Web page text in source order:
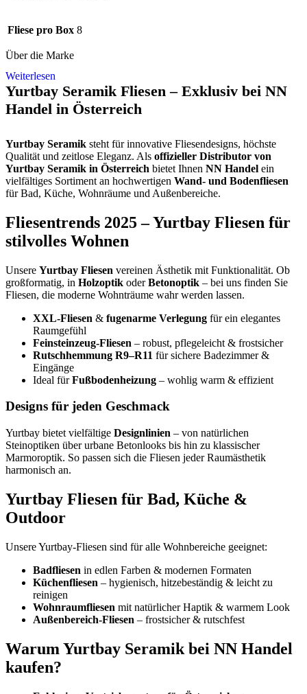
Fliese pro Box 8
Über die Marke
Yurtbay Seramik Fliesen – Exklusiv bei NN
Handel in Österreich
Yurtbay Seramik steht für innovative Fliesendesigns, höchste
Qualität und zeitlose Eleganz. Als offizieller Distributor von
Yurtbay Seramik in Österreich bietet Ihnen NN Handel ein
vielfältiges Sortiment an hochwertigen Wand- und Bodenfliesen
für Bad, Küche, Wohnräume und Außenbereiche.
Fliesentrends 2025 – Yurtbay Fliesen für
stilvolles Wohnen
Unsere Yurtbay Fliesen vereinen Ästhetik mit Funktionalität. Ob
großformatig, in Holzoptik oderBetonoptik – bei uns finden Sie
Fliesen, die moderne Wohnträume wahr werden lassen.
XXL-Fliesen & fugenarme Verlegung für ein elegantes
Raumgefühl
Feinsteinzeug-Fliesen – robust, pflegeleicht & frostsicher
Rutschhemmung R9–R11 für sichere Badezimmer &
Eingänge
Ideal fürFußbodenheizung – wohlig warm & effizient
Designs für jeden Geschmack
Yurtbay bietet vielfältige Designlinien – von natürlichen
Steinoptiken über urbane Betonlooks bis hin zu klassischer
Marmoroptik. So passen sich die Fliesen jeder Raumästhetik
harmonisch an.
Yurtbay Fliesen für Bad, Küche &
Outdoor
Unsere Yurtbay-Fliesen sind für alle Wohnbereiche geeignet:
Badfliesen in edlen Farben & modernen Formaten
Küchenfliesen – hygienisch, hitzebeständig & leicht zu
reinigen
Wohnraumfliesen mit natürlicher Haptik & warmem Look
Außenbereich-Fliesen – frostsicher & rutschfest
Warum Yurtbay Seramik bei NN Handel
kaufen?
Weiterlesen